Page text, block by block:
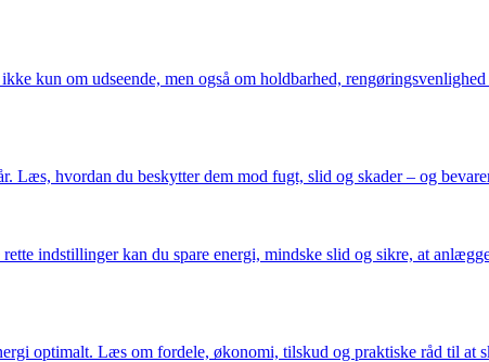
kun om udseende, men også om holdbarhed,
Læs, hvordan du beskytter dem mod fugt, slid og skader – og
indstillinger kan du spare energi, mindske slid og sikre, at
optimalt. Læs om fordele, økonomi, tilskud og praktiske råd til at